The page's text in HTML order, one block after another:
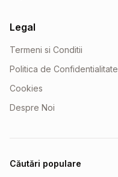
Legal
Termeni si Conditii
Politica de Confidentialitate
Cookies
Despre Noi
Căutări populare